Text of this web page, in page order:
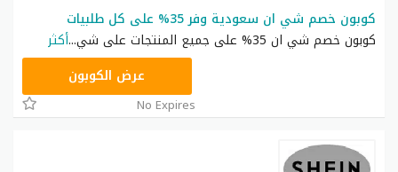
كوبون خصم شي ان سعودية وفر 35% على كل طلبيات
كوبون خصم شي ان 35% على جميع المنتجات على شي
...أكثر
عرض الكوبون
No Expires